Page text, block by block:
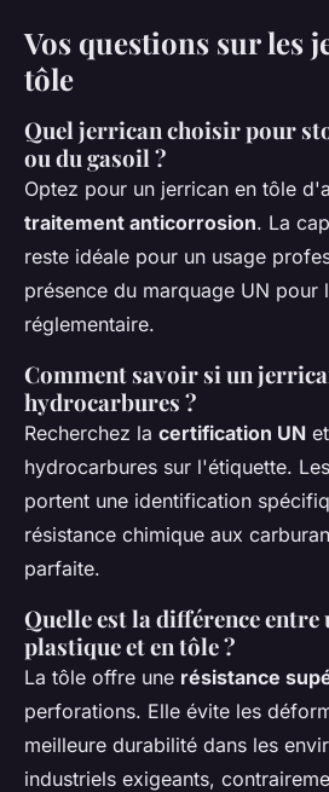
Vos questions sur les
tôle
Quel jerrican choisir pour
ou du gasoil ?
Optez pour un jerrican en tôle
traitement anticorrosion. La
reste idéale pour un usage
présence du marquage UN pour
réglementaire.
Comment savoir si un
hydrocarbures ?
Recherchez la certification UN
hydrocarbures sur l'étiquette.
portent une identification
résistance chimique aux
parfaite.
Quelle est la différence entre
plastique et en tôle ?
La tôle offre une résistance
perforations. Elle évite les
meilleure durabilité dans les
industriels exigeants,